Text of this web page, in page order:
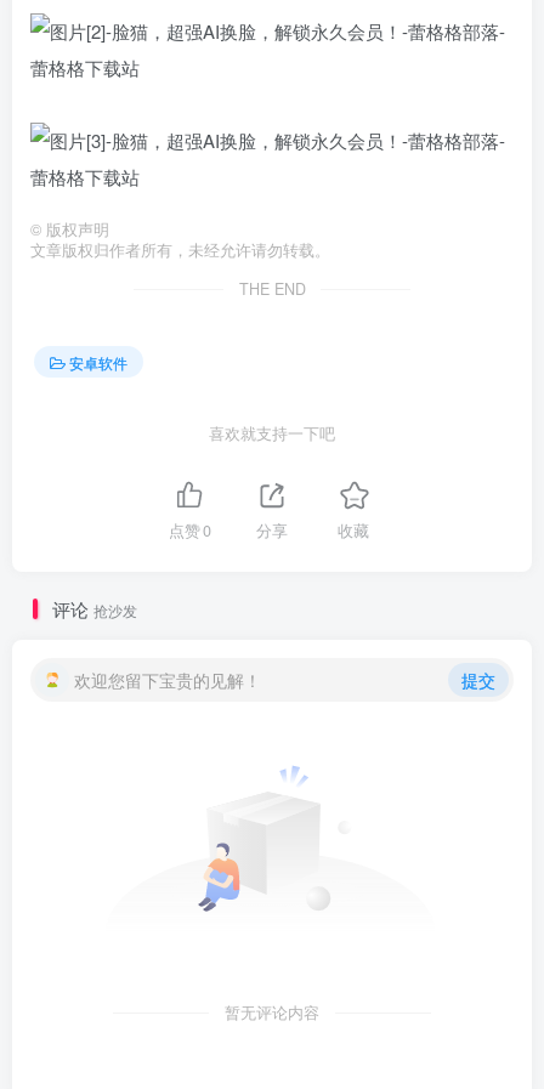
© 版权声明
文章版权归作者所有，未经允许请勿转载。
THE END
安卓软件
喜欢就支持一下吧
点赞0 分享 收藏
评论 抢沙发
欢迎您留下宝贵的见解！ 提交
暂无评论内容